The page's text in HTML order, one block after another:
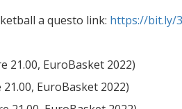
a questo link: https://bit.ly/
21.00, EuroBasket 2022)
EuroBasket 2022)